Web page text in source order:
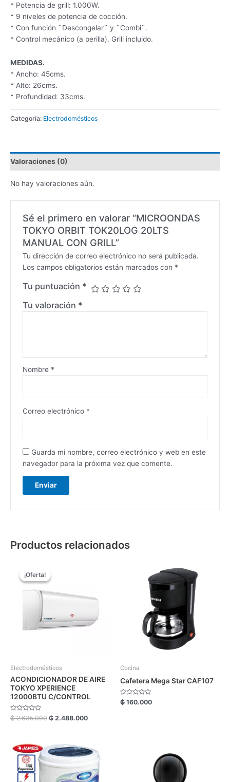
* Potencia de grill: 1.000W.
* 9 niveles de potencia de cocción.
* Con función ¨Descongelar¨ y ¨Combi¨.
* Control mecánico (a perilla). Grill incluido.
MEDIDAS.
* Ancho: 45cms.
* Alto: 26cms.
* Profundidad: 33cms.
Categoría: Electrodomésticos
Valoraciones (0)
No hay valoraciones aún.
Sé el primero en valorar “MICROONDAS
TOKYO ORBIT TOK20LOG 20LTS
MANUAL CON GRILL”
Tu dirección de correo electrónico no será publicada.
Los campos obligatorios están marcados con *
Tu puntuación *
Tu valoración *
Nombre *
Correo electrónico *
Guarda mi nombre, correo electrónico y web en este
navegador para la próxima vez que comente.
Productos relacionados
¡Oferta!
¡Oferta!
Electrodomésticos
ACONDICIONADOR DE AIRE
TOKYO XPERIENCE
12000BTU C/CONTROL
Valorado
con
₲2.635.000
original
₲ 2.635.000.
₲ 2.488.000
₲ 2.488.000.
Cocina
Cafetera Mega Star CAF107
Valorado
con
₲ 160.000